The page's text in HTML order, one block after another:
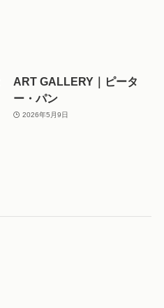
ART GALLERY｜ピータ
ー・パン
2026年5月9日